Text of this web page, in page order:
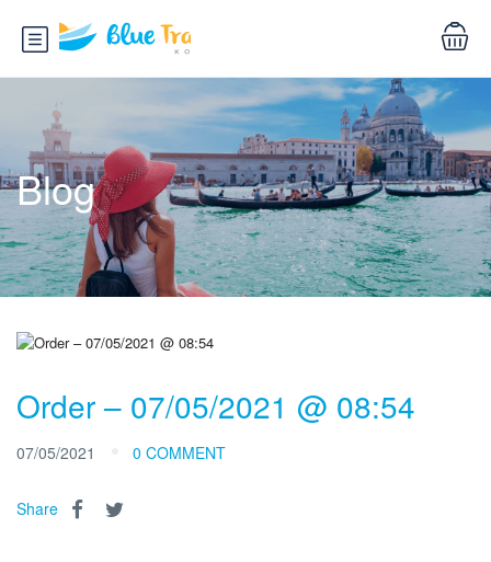
Blog
Order – 07/05/2021 @ 08:54
07/05/2021 0 COMMENT
Share